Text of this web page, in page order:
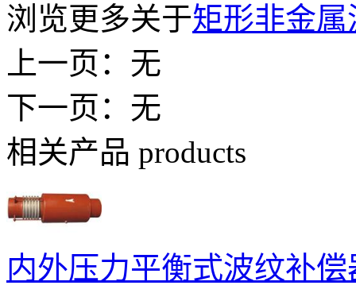
浏览更多关于矩形非金
上一页：无
下一页：无
相关产品 products
内外压力平衡式波纹补偿